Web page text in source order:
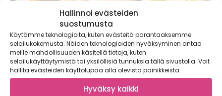
Hallinnoi evästeiden
suostumusta
Käytämme teknologioita, kuten evästeitä parantaaksemme
selailukokemusta. Näiden teknologioiden hyväksyminen antaa
meille mahdollisuuden käsitellä tietoja, kuten
selailukäyttäytymistä tai yksilöllisiä tunnuksia tällä sivustolla. Voit
hallita evästeiden käyttölupaa alla olevista painikkeista.
Hyväksy kaikki
Turkkilaiset uppomunat ja paahdetut
väriporkkanat
Jogurtin ja maustetun voisulan kanssa tarjoiltavat
taivaalliset turkkilaiset uppomunat ja paahdetut
väriporkkanat ovat brunssipöydän...